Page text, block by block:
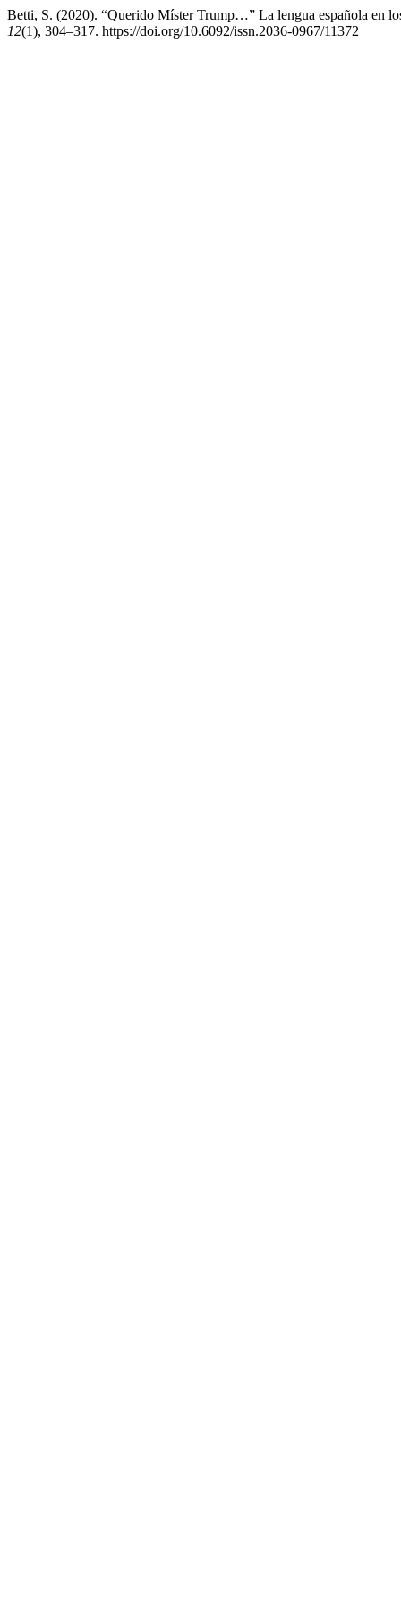
Betti, S. (2020). “Querido Míster Trump…” La lengua española en
12(1), 304–317. https://doi.org/10.6092/issn.2036-0967/11372